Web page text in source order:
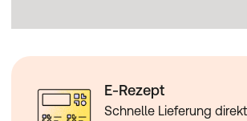
E-Rezept
Schnelle Lieferung